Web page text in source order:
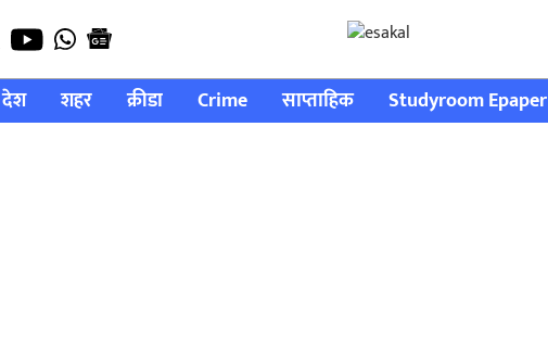
देश शहर क्रीडा Crime साप्ताहिक Studyroom Epaper